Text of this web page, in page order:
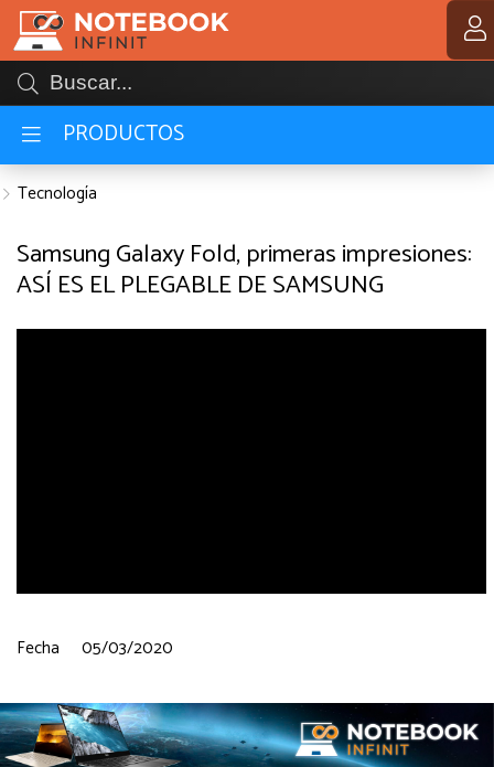
Compartir por email
PRODUCTOS
MI COMPRA
Tecnología
Samsung Galaxy Fold, primeras impresiones:
ASÍ ES EL PLEGABLE DE SAMSUNG
Fecha 05/03/2020